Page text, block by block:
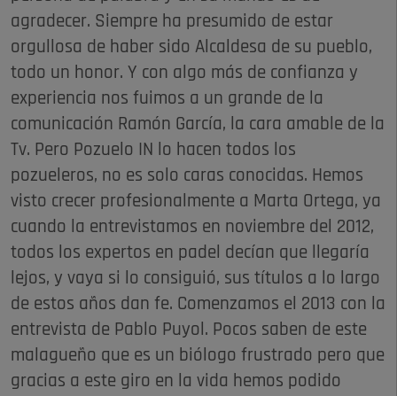
agradecer. Siempre ha presumido de estar
orgullosa de haber sido Alcaldesa de su pueblo,
todo un honor. Y con algo más de confianza y
experiencia nos fuimos a un grande de la
comunicación Ramón García, la cara amable de la
Tv. Pero Pozuelo IN lo hacen todos los
pozueleros, no es solo caras conocidas. Hemos
visto crecer profesionalmente a Marta Ortega, ya
cuando la entrevistamos en noviembre del 2012,
todos los expertos en padel decían que llegaría
lejos, y vaya si lo consiguió, sus títulos a lo largo
de estos años dan fe. Comenzamos el 2013 con la
entrevista de Pablo Puyol. Pocos saben de este
malagueño que es un biólogo frustrado pero que
gracias a este giro en la vida hemos podido